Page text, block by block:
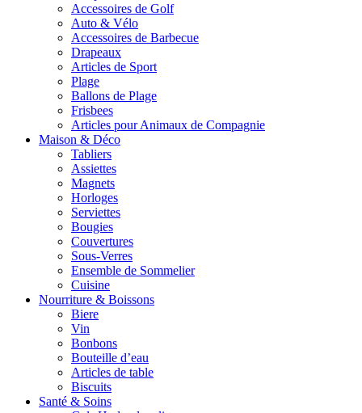
Accessoires de Golf
Auto & Vélo
Accessoires de Barbecue
Drapeaux
Articles de Sport
Plage
Ballons de Plage
Frisbees
Articles pour Animaux de Compagnie
Maison & Déco
Tabliers
Assiettes
Magnets
Horloges
Serviettes
Bougies
Couvertures
Sous-Verres
Ensemble de Sommelier
Cuisine
Nourriture & Boissons
Biere
Vin
Bonbons
Bouteille d’eau
Articles de table
Biscuits
Santé & Soins